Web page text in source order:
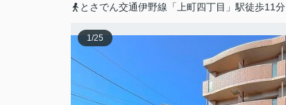
とさでん交通伊野線「上町四丁目」駅徒歩11分
1/25